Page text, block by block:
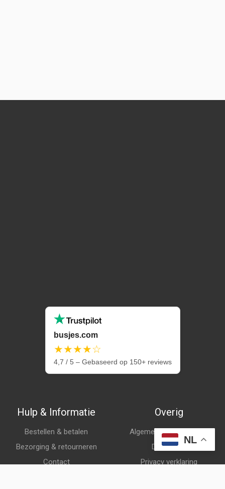
busjes.com
★★★★☆
4,7 / 5 – Gebaseerd op 150+ reviews
Hulp & Informatie
Bestellen & betalen
Bezorging & retourneren
Contact
Overig
Algemene voorwaarden
Disclaimer
Privacy verklaring
NL